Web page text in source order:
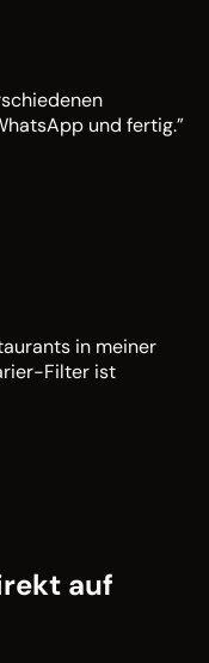
und fertig.”
in meiner
Filter ist
auf